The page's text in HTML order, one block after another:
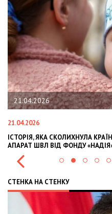
21.04.2026
21.04.2026
ІСТОРІЯ, ЯКА СКОЛИХНУЛА
АПАРАТ ШВЛ ВІД ФОНДУ «НАДІЯ»
СТЕНКА НА СТЕНКУ